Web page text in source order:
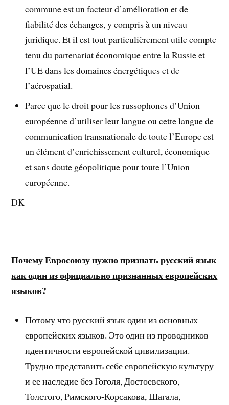
commune est un facteur d’amélioration et de
fiabilité des échanges, y compris à un niveau
juridique. Et il est tout particulièrement utile compte
tenu du partenariat économique entre la Russie et
l’UE dans les domaines énergétiques et de
l’aérospatial.
Parce que le droit pour les russophones d’Union
européenne d’utiliser leur langue ou cette langue de
communication transnationale de toute l’Europe est
un élément d’enrichissement culturel, économique
et sans doute géopolitique pour toute l’Union
européenne.
DK
Почему Евросоюзу нужно признать русский язык
как один из официально признанных европейских
языков?
Потому что русский язык один из основных
европейских языков. Это один из проводников
идентичности европейской цивилизации.
Трудно представить себе европейскую культуру
и ее наследие без Гоголя, Достоевского,
Толстого, Римского-Корсакова, Шагала,